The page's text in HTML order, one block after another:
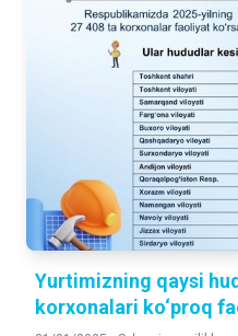
Yurtimizning qaysi
korxonalari ko‘proq